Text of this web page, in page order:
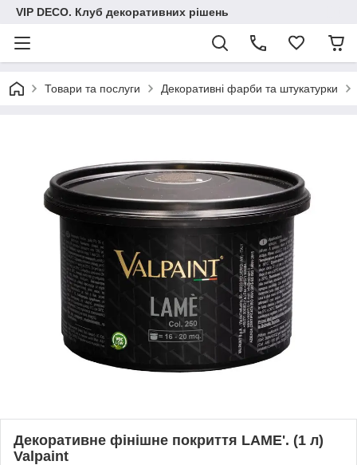
VIP DECO. Клуб декоративних рішень
Товари та послуги Декоративні фарби та штукатурки
Декоративне фінішне покриття LAME'. (1 л)
Valpaint